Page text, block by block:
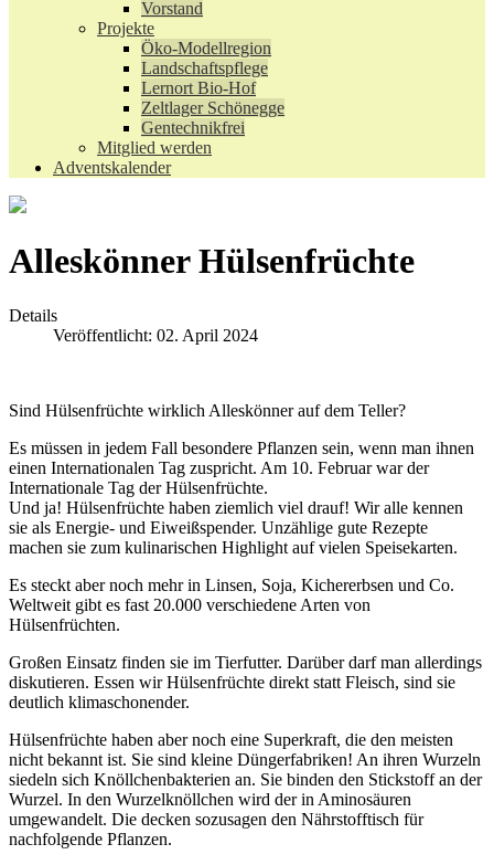
Vorstand
Projekte
Öko-Modellregion
Landschaftspflege
Lernort Bio-Hof
Zeltlager Schönegge
Gentechnikfrei
Mitglied werden
Adventskalender
Alleskönner Hülsenfrüchte
Details
Veröffentlicht: 02. April 2024
Sind Hülsenfrüchte wirklich Alleskönner auf dem Teller?
Es müssen in jedem Fall besondere Pflanzen sein, wenn man ihnen
einen Internationalen Tag zuspricht. Am 10. Februar war der
Internationale Tag der Hülsenfrüchte.
Und ja! Hülsenfrüchte haben ziemlich viel drauf! Wir alle kennen
sie als Energie- und Eiweißspender. Unzählige gute Rezepte
machen sie zum kulinarischen Highlight auf vielen Speisekarten.
Es steckt aber noch mehr in Linsen, Soja, Kichererbsen und Co.
Weltweit gibt es fast 20.000 verschiedene Arten von
Hülsenfrüchten.
Großen Einsatz finden sie im Tierfutter. Darüber darf man allerdings
diskutieren. Essen wir Hülsenfrüchte direkt statt Fleisch, sind sie
deutlich klimaschonender.
Hülsenfrüchte haben aber noch eine Superkraft, die den meisten
nicht bekannt ist. Sie sind kleine Düngerfabriken! An ihren Wurzeln
siedeln sich Knöllchenbakterien an. Sie binden den Stickstoff an der
Wurzel. In den Wurzelknöllchen wird der in Aminosäuren
umgewandelt. Die decken sozusagen den Nährstofftisch für
nachfolgende Pflanzen.